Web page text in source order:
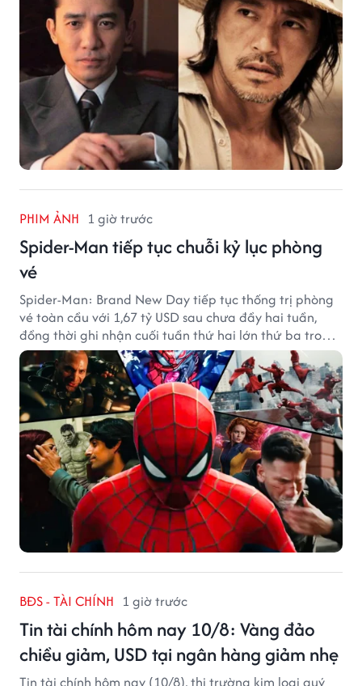
PHIM ẢNH 1 giờ trước
Spider-Man tiếp tục chuỗi kỷ lục phòng
vé
Spider-Man: Brand New Day tiếp tục thống trị phòng
vé toàn cầu với 1,67 tỷ USD sau chưa đầy hai tuần,
đồng thời ghi nhận cuối tuần thứ hai lớn thứ ba trong
lịch sử Bắc Mỹ.
BĐS - TÀI CHÍNH 1 giờ trước
Tin tài chính hôm nay 10/8: Vàng đảo
chiều giảm, USD tại ngân hàng giảm nhẹ
Tin tài chính hôm nay (10/8), thị trường kim loại quý